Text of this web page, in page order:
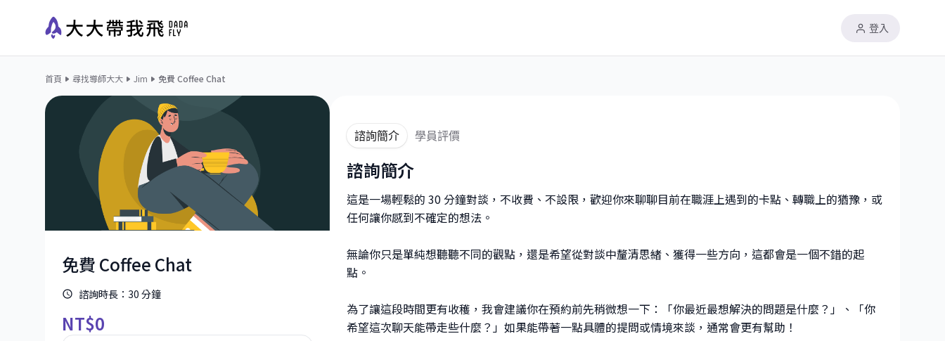
登入
首頁 尋找導師大大 Jim 免費 Coffee Chat
免費 Coffee Chat
諮詢時長： 30 分鐘
NT$0
諮詢簡介 學員評價
諮詢簡介
這是一場輕鬆的 30 分鐘對談，不收費、不設限，歡迎你來聊聊目前在職涯上遇到的卡點、轉職上的猶豫，或
任何讓你感到不確定的想法。
無論你只是單純想聽聽不同的觀點，還是希望從對談中釐清思緒、獲得一些方向，這都會是一個不錯的起
點。
為了讓這段時間更有收穫，我會建議你在預約前先稍微想一下：「你最近最想解決的問題是什麼？」、「你
希望這次聊天能帶走些什麼？」如果能帶著一點具體的提問或情境來談，通常會更有幫助！